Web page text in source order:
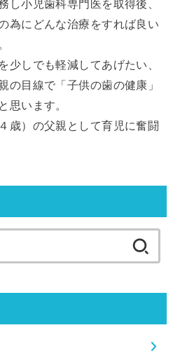
し小児歯科専門医を取得後、
為にどんな治療をすれば良い
少しでも軽減してあげたい、
の目線で「子供の歯の健康」
思います。
歳）の父親として育児に奮闘
索: